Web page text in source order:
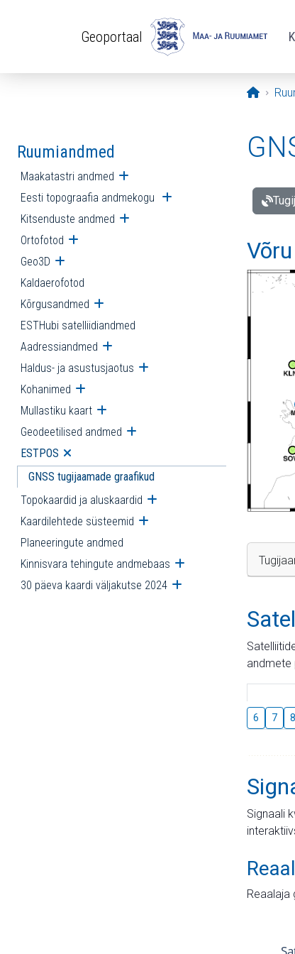
Geoportaal
Avaleht
Ruumiandmed
Maakatastri andmed Ava alammenüü
Eesti topograafia andmekogu Ava alammenüü
Kitsenduste andmed Ava alammenüü
Ortofotod Ava alammenüü
Geo3D Ava alammenüü
Kaldaerofotod
Kõrgusandmed Ava alammenüü
ESTHubi satelliidiandmed
Aadressiandmed Ava alammenüü
Haldus- ja asustusjaotus Ava alammenüü
Kohanimed Ava alammenüü
Mullastiku kaart Ava alammenüü
Geodeetilised andmed Ava alammenüü
ESTPOS Ava alammenüü
GNSS tugijaamade graafikud
Topokaardid ja aluskaardid Ava alammenüü
Kaardilehtede süsteemid Ava alammenüü
Planeeringute andmed
Kinnisvara tehingute andmebaas Ava alammenüü
30 päeva kaardi väljakutse 2024 Ava alammenüü
andmete
6 7 8
Signaali
Reaalaja